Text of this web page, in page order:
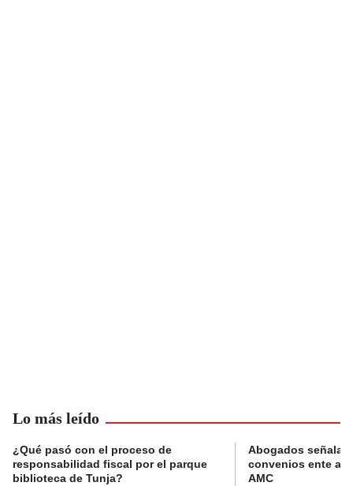
Lo más leído
¿Qué pasó con el proceso de
responsabilidad fiscal por el parque
biblioteca de Tunja?
Abogados
convenios ente
AMC